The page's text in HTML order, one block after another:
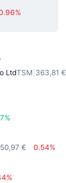
LtdTSM 363,81 €
€
0.54%